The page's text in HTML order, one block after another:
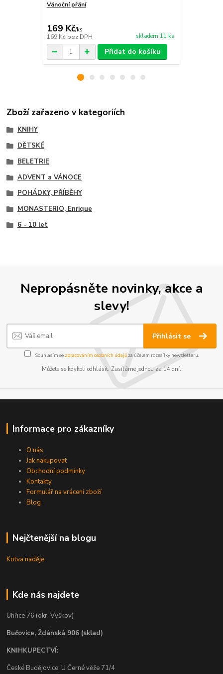
Vánoční přání
169 Kč/ks
169 Kč bez DPH skladem 11 ks
Přidat do košíku
Zboží zařazeno v kategoriích
KNIHY
DĚTSKÉ
BELETRIE
ADVENT a VÁNOCE
POHÁDKY, PŘÍBĚHY
MONASTERIO, Enrique
6 - 10 let
Nepropásněte novinky, akce a
slevy!
Přihlásit se
Souhlasím se zpracováním osobních údajůza účelem rozesílky newsletteru.
Můžete se kdykoli odhlásit. Zasíláme jednou za 14 dní.
Informace pro zákazníky
O nás
Jak nakupovat
Obchodní podmínky
Kontakty
Formulář na vrácení zboží
Blog
Nejčtenější na blogu
Kotva naděje
Kde nás najdete
Uhřice 76 (okr. Vyškov)
Bučovice, Ždánská 906 (sklad)
KNIHKUPECTVÍ:
České Budějovice, U Černé věže 71/4